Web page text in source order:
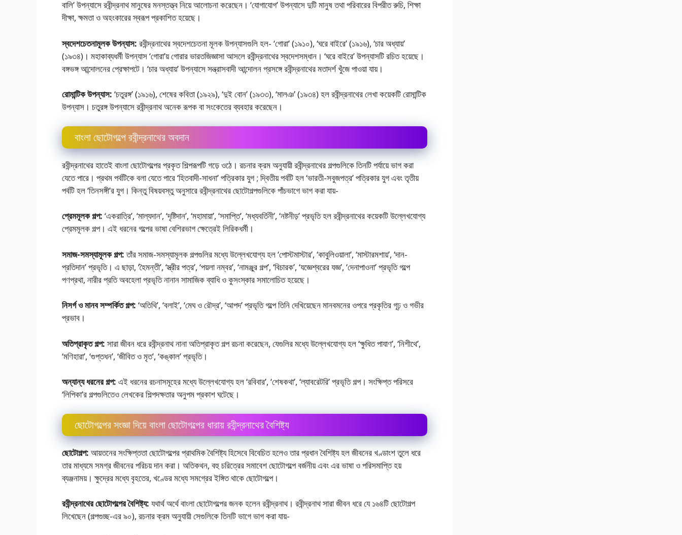
বালি’ উপন্যাসে রবীন্দ্রনাথ মানুষের মনস্তত্ত্ব নিয়ে আলােচনা করেছেন। ‘যােগাযােগ’ উপন্যাসে দুটি মানুষ তথা পরিবারের বিপরীত রুচি, শিক্ষা
দীক্ষা, ক্ষমতা ও অহংকারের স্বরূপ প্রকাশিত হয়েছে।
স্বদেশচেতনামূলক উপন্যাস: রবীন্দ্রনাথের স্বদেশচেতনা মূলক উপন্যাসগুলি হল- ‘গোরা’ (১৯১০), ‘ঘরে বাইরে’ (১৯১৬), ‘চার অধ্যায়’
(১৯৩৪)। মহাকাব্যধর্মী উপন্যাস ‘গােরা’য় গােরার ভারতজিজ্ঞাসা আসলে রবীন্দ্রনাথের স্বদেশসম্ধান। ‘ঘরে বাইরে’ উপন্যাসটি রচিত হয়েছে।
বঙ্গভঙ্গ আন্দোলনের প্রেক্ষাপটে। ‘চার অধ্যায়’ উপন্যাসে সন্ত্রাসবাদী আন্দোলন প্রসঙ্গে রবীন্দ্রনাথের মতাদর্শ খুঁজে পাওয়া যায়।
রােমান্টিক উপন্যাস: ‘চতুরঙ্গ’ (১৯১৬), শেষের কবিতা (১৯২৯), ‘দুই বােন’ (১৯৩৩), ‘মালঞ’ (১৯৩৪) হল রবীন্দ্রনাথের লেখা কয়েকটি রােমান্টিক
উপন্যাস। চতুরঙ্গ উপন্যাসে রবীন্দ্রনাথ অনেক রূপক বা সংকেতের ব্যবহার করেছেন।
বাংলা ছােটোগল্পে রবীন্দ্রনাথের অবদান
রবীন্দ্রনাথের হাতেই বাংলা ছােটোগল্পের প্রকৃত শিল্পরূপটি গড়ে ওঠে। রচনার ক্রম অনুযায়ী রবীন্দ্রনাথের গল্পগুলিকে তিনটি পর্যায়ে ভাগ করা
যেতে পারে। প্রথম পর্বটিকে বলা যেতে পারে ‘হিতবাদী-সাধনা’ পত্রিকার যুগ ; দ্বিতীয় পর্বটি হল ‘ভারতী-সবুজপত্র’ পত্রিকার যুগ এবং তৃতীয়
পর্বটি হল ‘তিনসঙ্গী’র যুগ। কিন্তু বিষয়বস্তু অনুসারে রবীন্দ্রনাথের ছােটোগল্পগুলিকে পাঁচভাগে ভাগ করা যায়-
প্রেমমূলক গল্প: ‘একরাত্রি’, ‘মাল্যদান’, ‘দৃষ্টিদান’, ‘মহামায়া’, ‘সমাপ্তি’, ‘মধ্যবর্তিনী’, ‘নষ্টনীড়’ প্রভৃতি হল রবীন্দ্রনাথের কয়েকটি উল্লেখযােগ্য
প্রেমমূলক গল্প। এই ধরনের গল্পের ভাষা বেশিরভাগ ক্ষেত্রেই লিরিকধর্মী।
সমাজ-সমস্যামূলক গল্প:তাঁর সমাজ-সমস্যামূলক গল্পগুলির মধ্যে উল্লেখযােগ্য হল ‘পােস্টমাস্টার’, ‘কাবুলিওয়ালা’, ‘মাস্টারমশায়’, ‘দান-
প্রতিদান’ প্রভৃতি। এ ছাড়া, ‘হৈমন্তী’, ‘স্ত্রীর পত্র’, ‘পয়লা নম্বর’, ‘নামঞ্জুর গল্প’, ‘বিচারক’, ‘যজ্ঞেশ্বরের যজ্ঞ’, ‘দেনাপাওনা’ প্রভৃতি গল্পে
পণপ্রথা, নারীর প্রতি অবহেলা প্রভৃতি নানান সামাজিক ব্যাধি ও কুসংস্কার সমালােচিত হয়েছে।
নিসর্গ ও মানব সম্পর্কিত গল্প: ‘অতিথি’, ‘বলাই’, ‘মেঘ ও রৌদ্র’, ‘আপদ’ প্রভৃতি গল্পে তিনি দেখিয়েছেন মানবমনের ওপরে প্রকৃতির গূঢ় ও গভীর
প্রভাব।
অতিপ্রাকৃত গল্প: সারা জীবন ধরে রবীন্দ্রনাথ নানা অতিপ্রাকৃত গল্প রচনা করেছেন, যেগুলির মধ্যে উল্লেখযােগ্য হল ‘ক্ষুধিত পাযাণ’, ‘নিশীথে’,
‘মণিহারা’, ‘গুপ্তধন’, ‘জীবিত ও মৃত’, ‘কঙ্কাল’ প্রভৃতি।
অন্যান্য ধরনের গল্প: এই ধরনের রচনাসমূহের মধ্যে উল্লেখযােগ্য হল ‘রবিবার’, ‘শেষকথা’, ‘ল্যাবরেটরি’ প্রভৃতি গল্প। সংক্ষিপ্ত পরিসরে
‘লিপিকা’র গল্পগুলিতেও লেখকের শিল্পদক্ষতার অনুপম প্রকাশ ঘটেছে।
ছােটোগল্পের সংজ্ঞা দিয়ে বাংলা ছােটোগল্পের ধারায় রবীন্দ্রনাথের বৈশিষ্ট্য
ছােটোগল্প: আয়তনের সংক্ষিপ্ততা ছােটোগল্পের প্রাথমিক বৈশিষ্ট্য হিসেবে বিবেচিত হলেও তার প্রধান বৈশিষ্ট্য হল জীবনের খণ্ডাংশ তুলে ধরে
তার মাধ্যমে সমগ্র জীবনের পরিচয় দান করা। অতিকথন, বহু চরিত্রের সমাবেশ ছােটোগল্পে বর্জনীয় এবং এর ভাষা ও পরিসমাপ্তি হয়
ব্যঞ্জনাময়। ক্ষুদ্রের মধ্যে বৃহতের, খণ্ডের মধ্যে সমগ্রের ইঙ্গিত থাকে ছােটোগল্পে।
রবীন্দ্রনাথের ছােটোগল্পের বৈশিষ্ট্য: যথার্থ অর্থে বাংলা ছােটোগল্পের জনক হলেন রবীন্দ্রনাথ। রবীন্দ্রনাথ সারা জীবন ধরে যে ১৬৪টি ছােটোগল্প
লিখেছেন (গল্পগুচ্ছ-এর ৯০), রচনার ক্রম অনুযায়ী সেগুলিকে তিনটি ভাগে ভাগ করা যায়-